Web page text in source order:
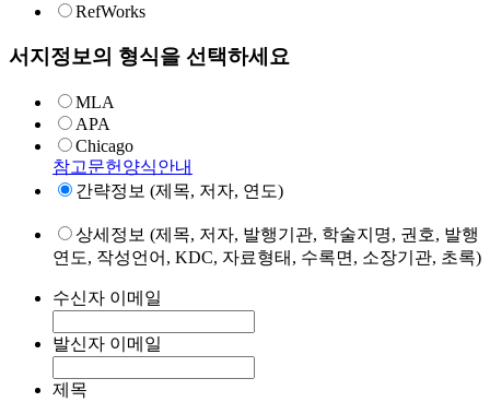
RefWorks
서지정보의 형식을 선택하세요
MLA
APA
Chicago
참고문헌양식안내
간략정보 (제목, 저자, 연도)
상세정보 (제목, 저자, 발행기관, 학술지명, 권호, 발행
연도, 작성언어, KDC, 자료형태, 수록면, 소장기관, 초록)
수신자 이메일
발신자 이메일
제목